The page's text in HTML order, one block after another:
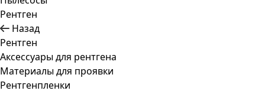
Рентген
Назад
Рентген
Аксессуары для рентгена
Материалы для проявки
Рентгенпленки